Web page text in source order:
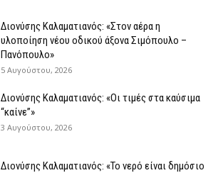
Διονύσης Καλαματιανός: «Στον αέρα η
υλοποίηση νέου οδικού άξονα Σιμόπουλο –
Πανόπουλο»
5 Αυγούστου, 2026
Διονύσης Καλαματιανός: «Οι τιμές στα καύσιμα
“καίνε”»
3 Αυγούστου, 2026
Διονύσης Καλαματιανός: «Το νερό είναι δημόσιο